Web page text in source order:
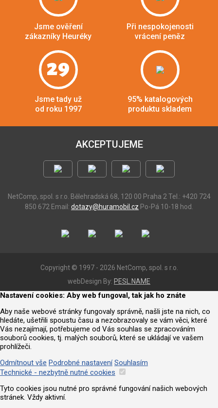
Jsme ověření
zákazníky Heuréky
Při nespokojenosti
vrácení peněz
29
Jsme tady už
od roku 1997
95% katalogových
produktu skladem
AKCEPTUJEME
NetComp, spol. s r.o. Bělehradská 68, 120 00 Praha 2 Tel.: +420 724
850 672 Email: dotazy@huramobil.cz Po-Pá 10-18 hod.
Copyright © 1997 - 2026 NetComp, spol. s r.o.
webDesign By: PESL.NAME
Nastavení cookies: Aby web fungoval, tak jak ho znáte
Aby naše webové stránky fungovaly správně, našli jste na nich, co
hledáte, ušetřili spoustu času a nezobrazovaly se vám věci, které
Vás nezajímají, potřebujeme od Vás souhlas se zpracováním
souborů cookies, tj. malých souborů, které se ukládají ve vašem
prohlížeči.
Odmítnout vše Podrobné nastavení Souhlasím
Technické - nezbytně nutné cookies
Tyto cookies jsou nutné pro správné fungování našich webových
stránek. Vždy aktivní.